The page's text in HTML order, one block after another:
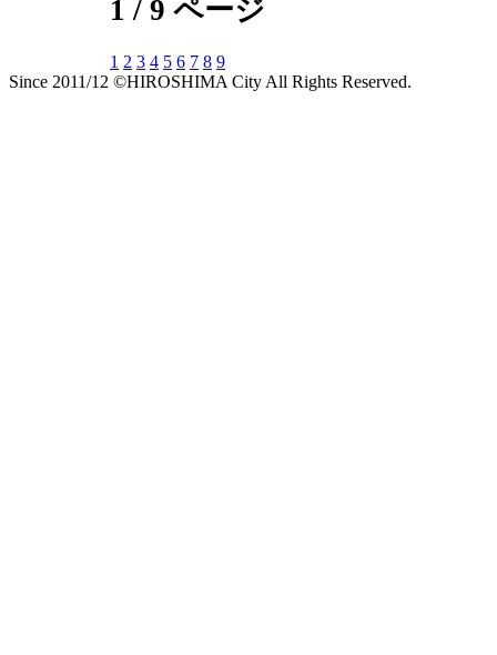
1 / 9 ページ
1 2 3 4 5 6 7 8 9
Since 2011/12 ©HIROSHIMA City All Rights Reserved.